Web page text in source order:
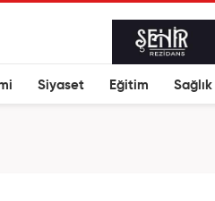
Siyaset Eğitim Sağlık